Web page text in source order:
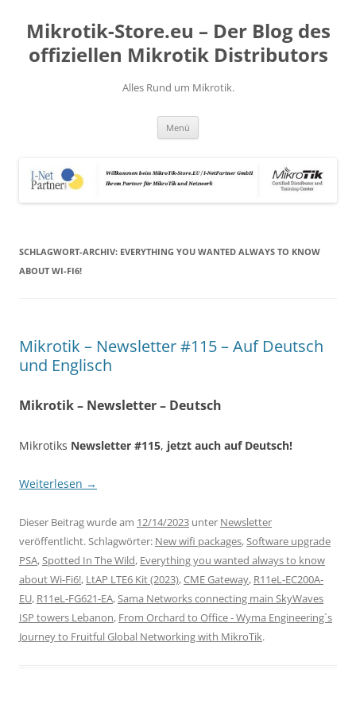
springen
Mikrotik-Store.eu – Der Blog des
offiziellen Mikrotik Distributors
Alles Rund um Mikrotik.
Menü
SCHLAGWORT-ARCHIV: EVERYTHING YOU WANTED ALWAYS TO KNOW
ABOUT WI-FI6!
Mikrotik – Newsletter #115 – Auf Deutsch
und Englisch
Mikrotik – Newsletter – Deutsch
Mikrotiks Newsletter #115, jetzt auch auf Deutsch!
Weiterlesen →
Dieser Beitrag wurde am 12/14/2023 unter Newsletter
veröffentlicht. Schlagwörter: New wifi packages,Software upgrade
PSA,Spotted In The Wild, Everything you wanted always to know
about Wi-Fi6!, LtAP LTE6 Kit (2023),CME Gateway, R11eL-EC200A-
EU, R11eL-FG621-EA,Sama Networks connecting main SkyWaves
ISP towers Lebanon, From Orchard to Office - Wyma Engineering`s
Journey to Fruitful Global Networking with MikroTik.